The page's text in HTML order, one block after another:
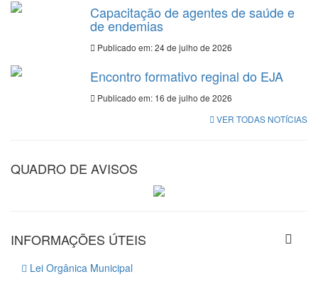
Capacitação de agentes de saúde e
de endemias
Publicado em: 24 de julho de 2026
Encontro formativo reginal do EJA
Publicado em: 16 de julho de 2026
VER TODAS NOTÍCIAS
QUADRO DE AVISOS
INFORMAÇÕES ÚTEIS
Lei Orgânica Municipal